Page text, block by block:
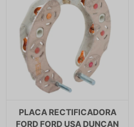
PLACA RECTIFICADORA
FORD FORD USA DUNCAN